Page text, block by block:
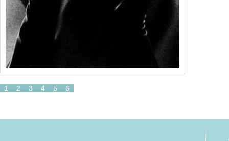
1 2 3 4 5 6